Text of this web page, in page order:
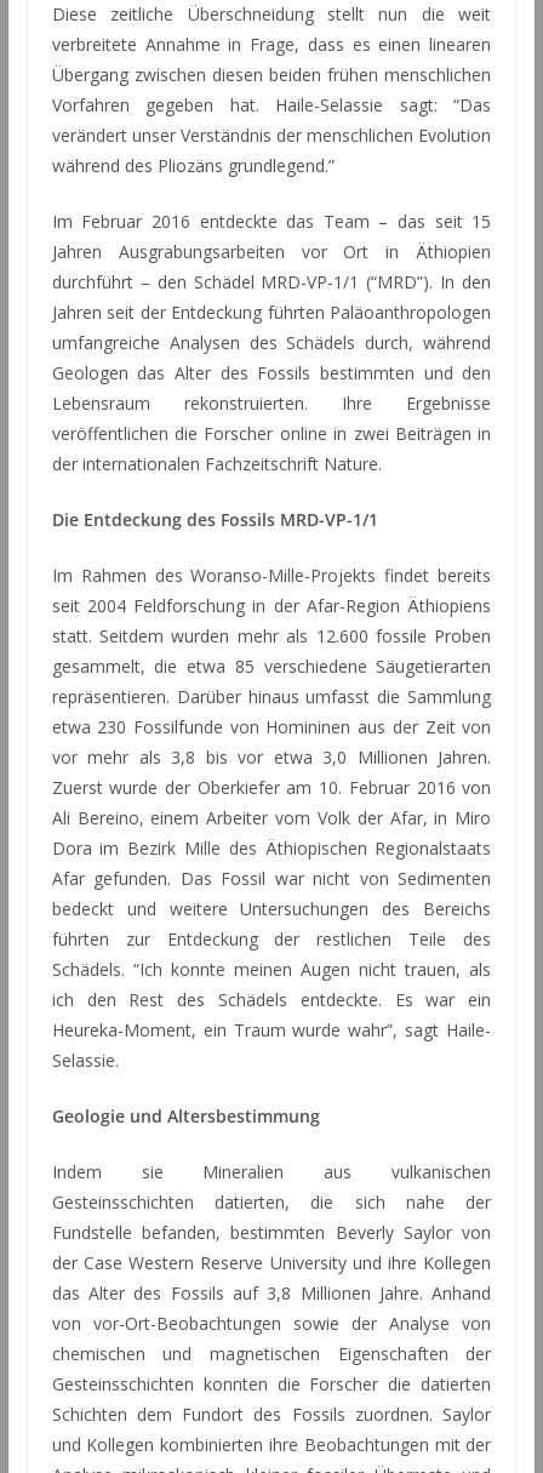
Diese zeitliche Überschneidung stellt nun die weit
verbreitete Annahme in Frage, dass es einen linearen
Übergang zwischen diesen beiden frühen menschlichen
Vorfahren gegeben hat. Haile-Selassie sagt: “Das
verändert unser Verständnis der menschlichen Evolution
während des Pliozäns grundlegend.”
Im Februar 2016 entdeckte das Team – das seit 15
Jahren Ausgrabungsarbeiten vor Ort in Äthiopien
durchführt – den Schädel MRD-VP-1/1 (“MRD”). In den
Jahren seit der Entdeckung führten Paläoanthropologen
umfangreiche Analysen des Schädels durch, während
Geologen das Alter des Fossils bestimmten und den
Lebensraum rekonstruierten. Ihre Ergebnisse
veröffentlichen die Forscher online in zwei Beiträgen in
der internationalen Fachzeitschrift Nature.
Die Entdeckung des Fossils MRD-VP-1/1
Im Rahmen des Woranso-Mille-Projekts findet bereits
seit 2004 Feldforschung in der Afar-Region Äthiopiens
statt. Seitdem wurden mehr als 12.600 fossile Proben
gesammelt, die etwa 85 verschiedene Säugetierarten
repräsentieren. Darüber hinaus umfasst die Sammlung
etwa 230 Fossilfunde von Homininen aus der Zeit von
vor mehr als 3,8 bis vor etwa 3,0 Millionen Jahren.
Zuerst wurde der Oberkiefer am 10. Februar 2016 von
Ali Bereino, einem Arbeiter vom Volk der Afar, in Miro
Dora im Bezirk Mille des Äthiopischen Regionalstaats
Afar gefunden. Das Fossil war nicht von Sedimenten
bedeckt und weitere Untersuchungen des Bereichs
führten zur Entdeckung der restlichen Teile des
Schädels. “Ich konnte meinen Augen nicht trauen, als
ich den Rest des Schädels entdeckte. Es war ein
Heureka-Moment, ein Traum wurde wahr”, sagt Haile-
Selassie.
Geologie und Altersbestimmung
Indem sie Mineralien aus vulkanischen
Gesteinsschichten datierten, die sich nahe der
Fundstelle befanden, bestimmten Beverly Saylor von
der Case Western Reserve University und ihre Kollegen
das Alter des Fossils auf 3,8 Millionen Jahre. Anhand
von vor-Ort-Beobachtungen sowie der Analyse von
chemischen und magnetischen Eigenschaften der
Gesteinsschichten konnten die Forscher die datierten
Schichten dem Fundort des Fossils zuordnen. Saylor
und Kollegen kombinierten ihre Beobachtungen mit der